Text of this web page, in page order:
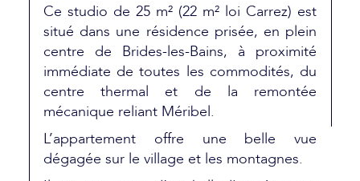
Ce studio de 25 m² (22 m² loi Carrez) est
situé dans une résidence prisée, en plein
centre de Brides-les-Bains, à proximité
immédiate de toutes les commodités, du
centre thermal et de la remontée
mécanique reliant Méribel.
L’appartement offre une belle vue
dégagée sur le village et les montagnes.